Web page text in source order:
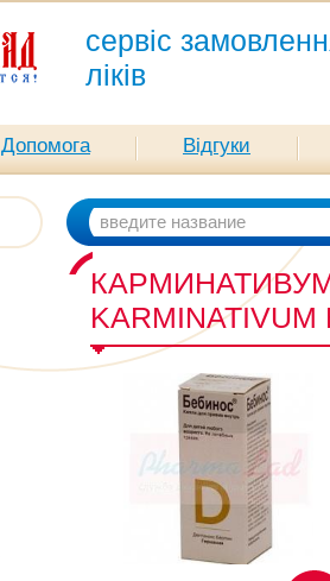
сервіс
ліків
Допомога Відгуки
KARMINATIVUM